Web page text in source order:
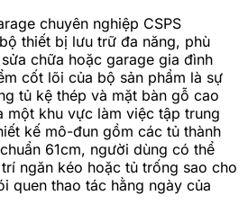
chuyên nghiệp CSPS
thiết bị lưu trữ đa năng, phù
chữa hoặc garage gia đình
cốt lõi của bộ sản phẩm là sự
tủ kệ thép và mặt bàn gỗ cao
một khu vực làm việc tập trung
kế mô-đun gồm các tủ thành
61cm, người dùng có thể
ngăn kéo hoặc tủ trống sao cho
quen thao tác hằng ngày của